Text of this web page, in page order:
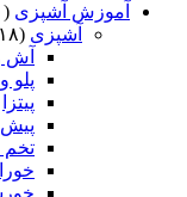
آموزش آشپزی (۴۳۰)
آشپزی (۴۱۸)
آش
پلو
پیتزا
پیش
تخم